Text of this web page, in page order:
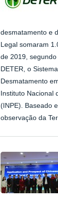
desmatamento e
Legal somaram
de 2019,
DETER, o
Desmatamento
Instituto Nacional
(INPE). Baseado
observação da